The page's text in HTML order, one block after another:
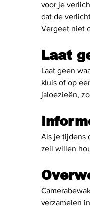
voor je
dat de
Vergeet niet
Laat
Laat geen
kluis of op
jaloezieën,
Als je tijdens
zeil willen
verzamelen